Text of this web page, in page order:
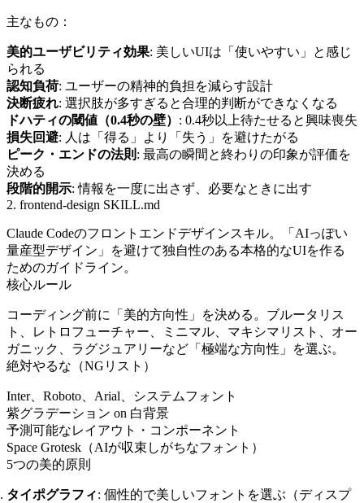
主なもの：
美的ユーザビリティ効果: 美しいUIは「使いやすい」と感じ
られる
認知負荷: ユーザーの精神的負担を減らす設計
決断疲れ: 選択肢が多すぎると合理的判断ができなくなる
ドハティの閾値（0.4秒の壁） : 0.4秒以上待たせると興味喪失
損失回避: 人は「得る」より「失う」を避けたがる
ピーク・エンドの法則 : 最高の瞬間と終わりの印象が評価を
決める
段階的開示: 情報を一度に出さず、必要なときに出す
2. frontend-design SKILL.md
Claude Codeのフロントエンドデザインスキル。「AIっぽい
量産型デザイン」を避けて独自性のある本格的なUIを作る
ためのガイドライン。
核心ルール
コーディング前に「美的方向性」を決める。ブルータリス
ト、レトロフューチャー、ミニマル、マキシマリスト、オー
ガニック、ラグジュアリーなど「極端な方向性」を選ぶ。
絶対やるな（NGリスト）
Inter、Roboto、Arial、システムフォント
紫グラデーション on 白背景
予測可能なレイアウト・コンポーネント
Space Grotesk（AIが収束しがちなフォント）
5つの美的原則
タイポグラフィ: 個性的で美しいフォントを選ぶ（ディスプ